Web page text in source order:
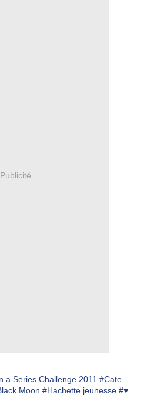
Publicité
a Series Challenge 2011 #Cate
Moon #Hachette jeunesse #♥